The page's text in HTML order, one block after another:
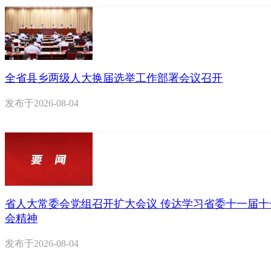
全省县乡两级人大换届选举工作部署会议召开
发布于2026-08-04
省人大常委会党组召开扩大会议 传达学习省委十一届
会精神
发布于2026-08-04